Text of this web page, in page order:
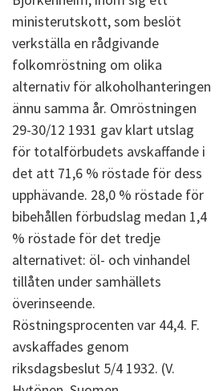
ministerutskott, som beslöt
verkställa en rådgivande
folkomröstning om olika
alternativ för alkoholhanteringen
ännu samma år. Omröstningen
29-30/12 1931 gav klart utslag
för totalförbudets avskaffande i
det att 71,6 % röstade för dess
upphävande. 28,0 % röstade för
bibehållen förbudslag medan 1,4
% röstade för det tredje
alternativet: öl- och vinhandel
tillåten under samhällets
överinseende.
Röstningsprocenten var 44,4. F.
avskaffades genom
riksdagsbeslut 5/4 1932. (V.